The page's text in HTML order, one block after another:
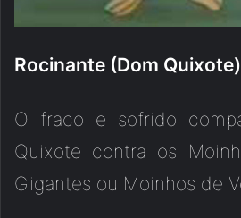
Rocinante (Dom Quixote)
O fraco e sofrido
Quixote contra os
Gigantes ou Moinhos de